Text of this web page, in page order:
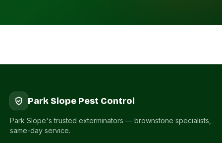
Park Slope Pest Control
Park Slope's trusted exterminators — brownstone specialists,
same-day service.